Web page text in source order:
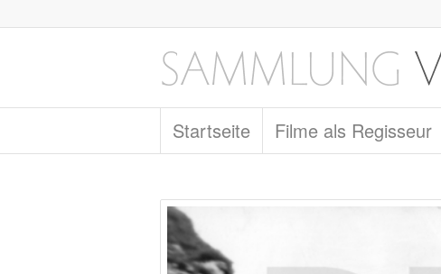
Startseite Filme als Regisseur